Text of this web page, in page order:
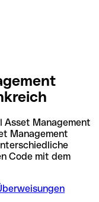
Asset Management
Management
Code mit dem